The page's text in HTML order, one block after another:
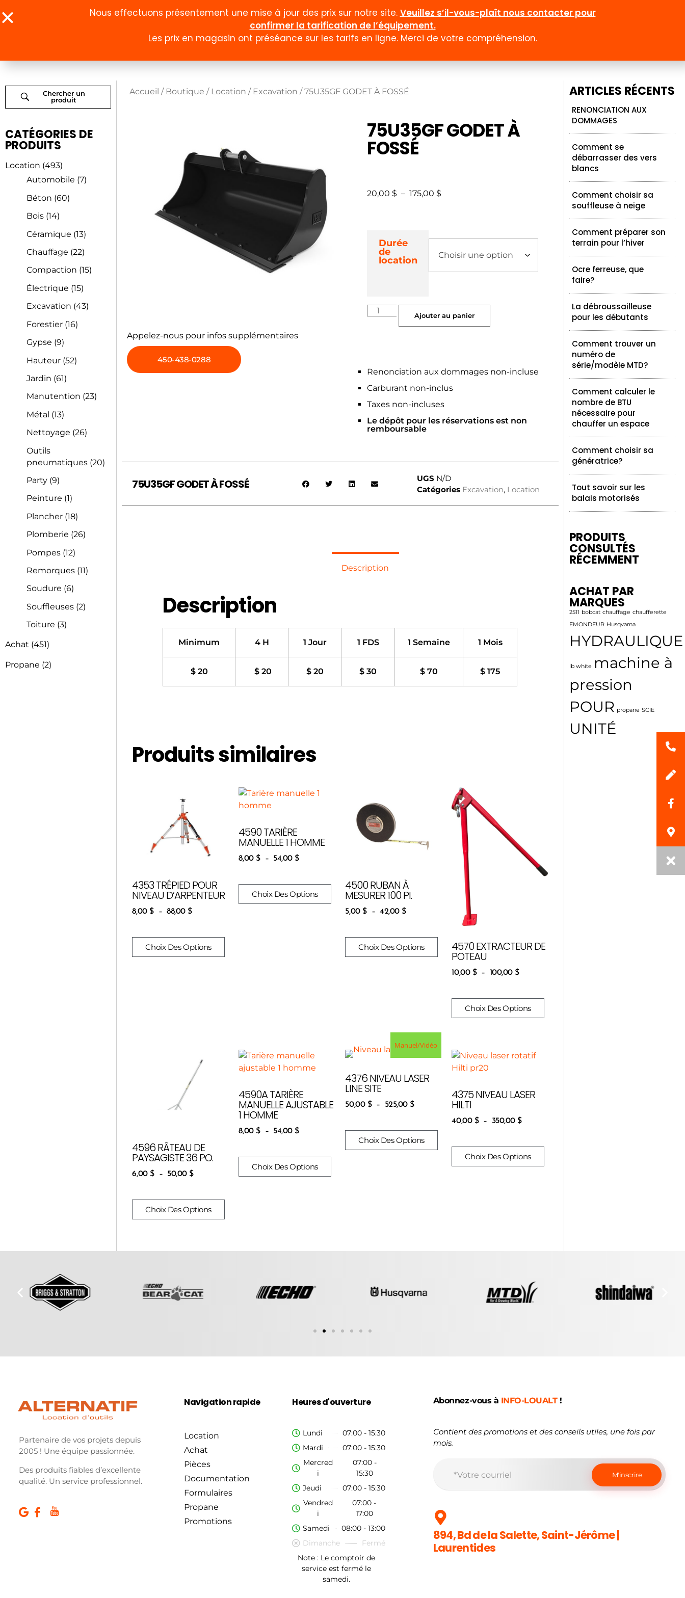
À propos Boutique Documentation Formulaires Promotion et rabais Emploi
Chercher un
produit
CATÉGORIES DE
PRODUITS
Location (493)
Automobile (7)
Béton (60)
Bois (14)
Céramique (13)
Chauffage (22)
Compaction (15)
Électrique (15)
Excavation (43)
Forestier (16)
Gypse (9)
Hauteur (52)
Jardin (61)
Manutention (23)
Métal (13)
Nettoyage (26)
Outils
pneumatiques (20)
Party (9)
Peinture (1)
Plancher (18)
Plomberie (26)
Pompes (12)
Remorques (11)
Soudure (6)
Souffleuses (2)
Toiture (3)
Achat (451)
Propane (2)
Accueil / Boutique / Location / Excavation / 75U35GF GODET À FOSSÉ
Appelez-nous pour infos supplémentaires
450-438-0288
75U35GF GODET À
FOSSÉ
20,00 $ – 175,00 $
Durée
de
location
Ajouter au panier
Renonciation aux dommages non-incluse
Carburant non-inclus
Taxes non-incluses
Le dépôt pour les réservations est non
remboursable
75U35GF GODET À FOSSÉ UGS N/D
Catégories Excavation, Location
Description
Description
Minimum 4 H 1 Jour 1 FDS 1 Semaine 1 Mois
$ 20 $ 20 $ 20 $ 30 $ 70 $ 175
Produits similaires
4353 TRÉPIED POUR
NIVEAU D’ARPENTEUR
8,00 $ – 88,00 $
Choix Des Options
4590 TARIÈRE
MANUELLE 1 HOMME
8,00 $ – 54,00 $
Choix Des Options
4500 RUBAN À
MESURER 100 PI.
5,00 $ – 42,00 $
Choix Des Options 4570 EXTRACTEUR DE
POTEAU
10,00 $ – 100,00 $
Choix Des Options
4596 RÂTEAU DE
PAYSAGISTE 36 PO.
6,00 $ – 50,00 $
Choix Des Options
4590A TARIÈRE
MANUELLE AJUSTABLE
1 HOMME
8,00 $ – 54,00 $
Choix Des Options
Manuel/Vidéo
4376 NIVEAU LASER
LINE SITE
50,00 $ – 525,00 $
Choix Des Options
4375 NIVEAU LASER
HILTI
40,00 $ – 350,00 $
Choix Des Options
ARTICLES RÉCENTS
RENONCIATION AUX
DOMMAGES
Comment se
débarrasser des vers
blancs
Comment choisir sa
souffleuse à neige
Comment préparer son
terrain pour l’hiver
Ocre ferreuse, que
faire?
La débroussailleuse
pour les débutants
Comment trouver un
numéro de
série/modèle MTD?
Comment calculer le
nombre de BTU
nécessaire pour
chauffer un espace
Comment choisir sa
génératrice?
Tout savoir sur les
balais motorisés
PRODUITS
CONSULTÉS
RÉCEMMENT
ACHAT PAR
MARQUES
2511 bobcat chauffage chaufferette
EMONDEUR Husqvarna
HYDRAULIQUE
lb white machine à
pression
POUR propane SCIE
UNITÉ
Partenaire de vos projets depuis
2005 ! Une équipe passionnée.
Des produits fiables d’excellente
qualité. Un service professionnel.
Navigation rapide
Location
Achat
Pièces
Documentation
Formulaires
Propane
Promotions
Heures d'ouverture
Lundi
07:00 - 15:30
Mardi
07:00 - 15:30
Mercred
i
07:00 -
15:30
Jeudi
07:00 - 15:30
Vendred
i
07:00 -
17:00
Samedi
08:00 - 13:00
Dimanche
Fermé
Note : Le comptoir de
service est fermé le
samedi.
Abonnez-vous à INFO-LOUALT !
Contient des promotions et des conseils utiles, une fois par
mois.
894, Bd de la Salette, Saint-Jérôme |
Laurentides
Nous effectuons présentement une mise à jour des prix sur notre site. Veuillez s’il-vous-plaît nous contacter pour
confirmer la tarification de l’équipement.
Les prix en magasin ont préséance sur les tarifs en ligne. Merci de votre compréhension.